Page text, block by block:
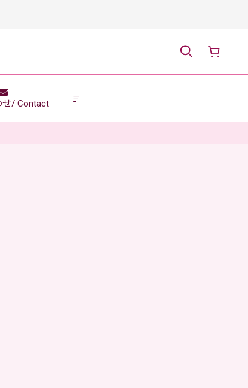
せ/ Contact